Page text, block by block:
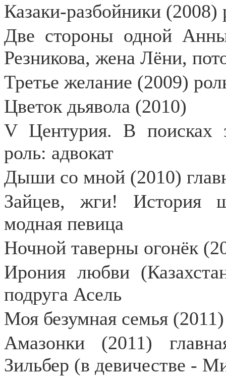
Казаки-разбойники (2008)
Две стороны одной
Резникова, жена Лёни,
Третье желание (2009)
Цветок дьявола (2010)
VЦентурия. В поисках
роль: адвокат
Дыши со мной (2010)
Зайцев, жги! История
модная певица
Ночной таверны огонёк
Ирония любви
подруга Асель
Моя безумная семья
Амазонки (2011)
Зильбер (в девичестве -